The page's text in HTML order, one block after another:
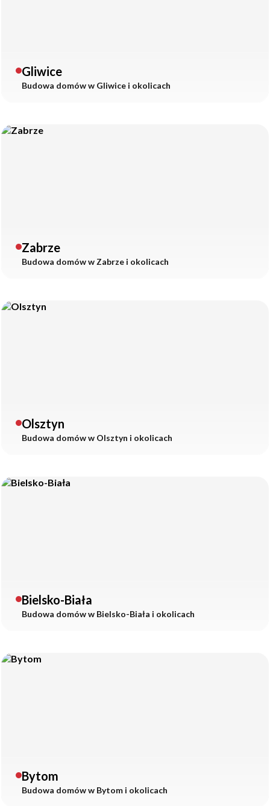
Gliwice
Budowa domów w Gliwice i okolicach
Zabrze
Budowa domów w Zabrze i okolicach
Olsztyn
Budowa domów w Olsztyn i okolicach
Bielsko-Biała
Budowa domów w Bielsko-Biała i okolicach
Bytom
Budowa domów w Bytom i okolicach